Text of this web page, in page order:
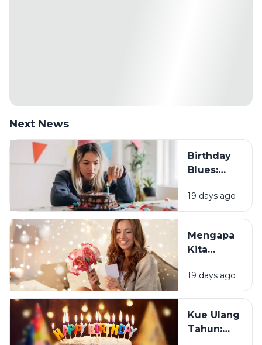
Next News
Birthday
Blues:
Sebagian
Orang
Merasa
Sedih Saat
Tahun?
19 days ago
Mengapa
Kita
Mendapat
Ucapan
Tahun?
19 days ago
Kue Ulang
Tahun: